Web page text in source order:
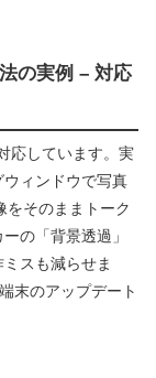
の実例 – 対応
応しています。実
ィンドウで写真
をそのままトーク
の「背景透過」
スも減らせま
末のアップデート